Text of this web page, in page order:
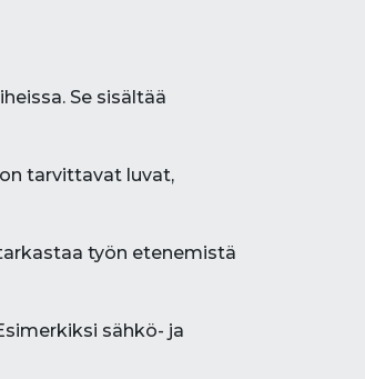
Se sisältää
tarvittavat luvat,
työn etenemistä
sähkö- ja